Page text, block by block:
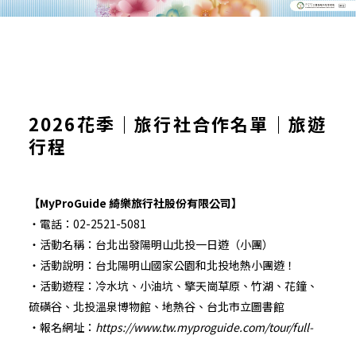
2026花季｜旅行社合作名單｜旅遊
行程
【MyProGuide 綺樂旅行社股份有限公司】
・電話：02-2521-5081
・活動名稱：台北出發陽明山北投一日遊（小團）
・活動說明：台北陽明山國家公園和北投地熱小團遊！
・活動遊程：冷水坑、小油坑、擎天崗草原、竹湖、花鐘、
硫磺谷、北投溫泉博物館、地熱谷、台北市立圖書館
・報名網址： https://www.tw.myproguide.com/tour/full-